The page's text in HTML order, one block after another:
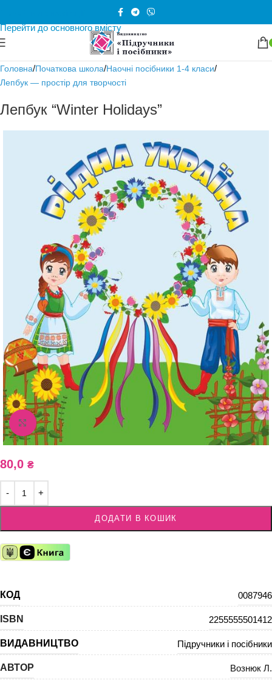
Перейти до основного вмісту
Головна/Початкова школа/Наочні посібники 1-4 класи/
Лепбук — простір для творчості
Лепбук “Winter Holidays”
Збільшити зображення
80,0 ₴
ДОДАТИ В КОШИК
КОД 0087946
ISBN 2255555501412
ВИДАВНИЦТВО Підручники і посібники
АВТОР Вознюк Л.